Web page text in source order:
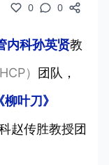
0 0
内科孙英贤教
）
团队，
《柳叶刀》
赵传胜教授团